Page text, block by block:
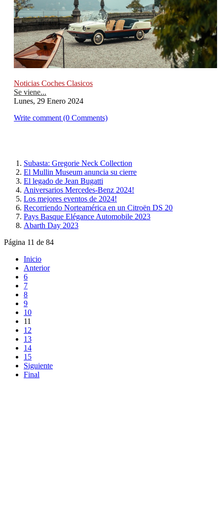
Noticias Coches Clasicos
Se viene...
Lunes, 29 Enero 2024
Write comment (0 Comments)
Subasta: Gregorie Neck Collection
El Mullin Museum anuncia su cierre
El legado de Jean Bugatti
Aniversarios Mercedes-Benz 2024!
Los mejores eventos de 2024!
Recorriendo Norteamérica en un Citroën DS 20
Pays Basque Elégance Automobile 2023
Abarth Day 2023
Página 11 de 84
Inicio
Anterior
6
7
8
9
10
11
12
13
14
15
Siguiente
Final